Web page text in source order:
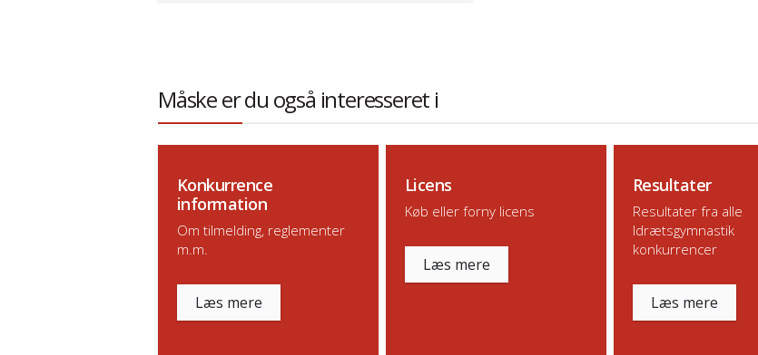
Måske er du også interesseret i
Konkurrence
information
Om tilmelding, reglementer
m.m.
Læs mere
Licens
Køb eller forny licens
Læs mere
Resultater
Resultater fra alle
Idrætsgymnastik
konkurrencer
Læs mere